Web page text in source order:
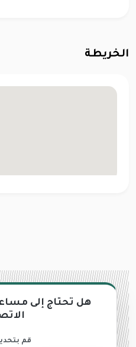
الخريطة
هل تحتاج إلى
قم